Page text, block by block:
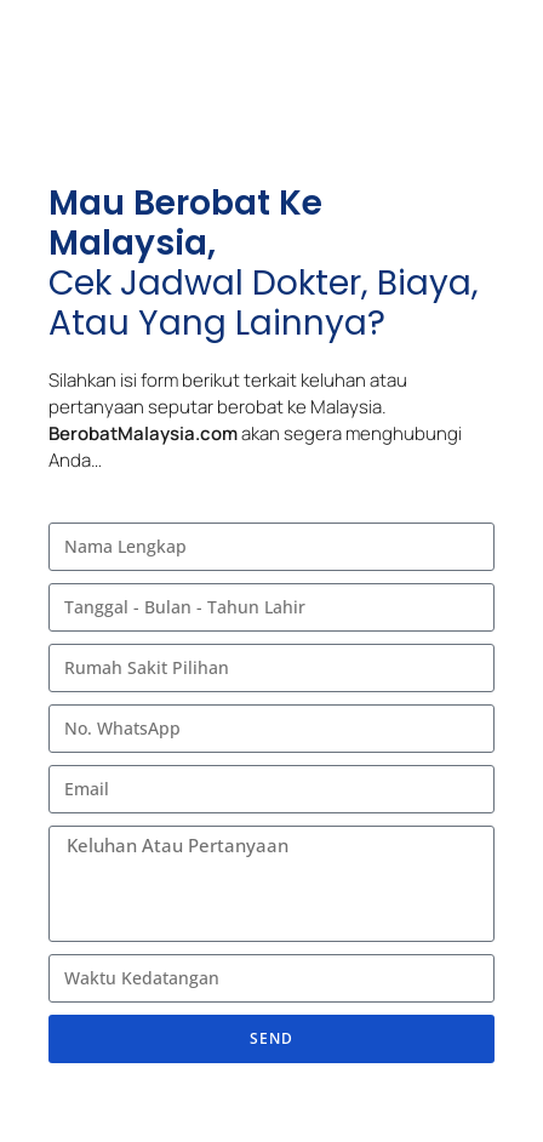
Mau Berobat Ke
Malaysia,
Cek Jadwal Dokter, Biaya,
Atau Yang Lainnya?
Silahkan isi form berikut terkait keluhan atau
pertanyaan seputar berobat ke Malaysia.
BerobatMalaysia.comakan segera menghubungi
Anda…
SEND